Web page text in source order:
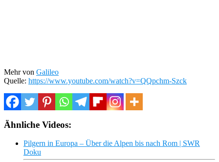
Mehr von Galileo
Quelle: https://www.youtube.com/watch?v=QQpchm-Szck
Ähnliche Videos:
Pilgern in Europa – Über die Alpen bis nach Rom | SWR
Doku